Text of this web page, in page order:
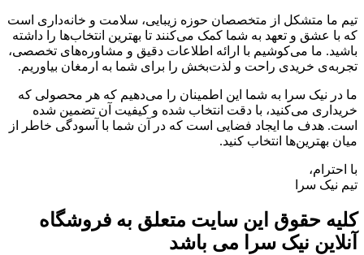
تیم ما متشکل از متخصصان حوزه زیبایی، سلامت و خانه‌داری است
که با عشق و تعهد به شما کمک می‌کنند تا بهترین انتخاب‌ها را داشته
باشید. ما می‌کوشیم با ارائه اطلاعات دقیق و مشاوره‌های تخصصی،
تجربه‌ی خریدی راحت و لذت‌بخش را برای شما به ارمغان بیاوریم.
ما در نیک سرا به شما این اطمینان را می‌دهیم که هر محصولی که
خریداری می‌کنید، با دقت انتخاب شده و کیفیت آن تضمین شده
است. هدف ما ایجاد فضایی است که در آن شما با آسودگی خاطر از
میان بهترین‌ها انتخاب کنید.
با احترام،
تیم نیک سرا
کلیه حقوق این سایت متعلق به فروشگاه
آنلاین نیک سرا می باشد